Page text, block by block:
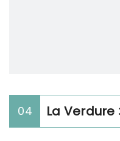
04 La Verdure